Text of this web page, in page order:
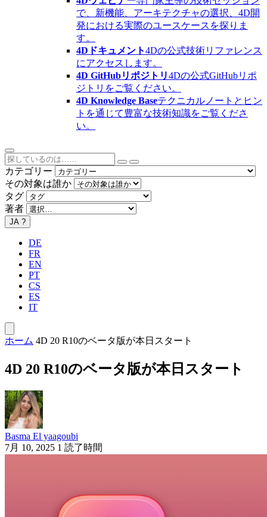
で、新機能、アーキテクチャの選択、4D開
発における実際のユースケースを探りま
す。
4Dドキュメント4Dの公式技術リファレンス
にアクセスします。
4D GitHubリポジトリ4Dの公式GitHubリポ
ジトリをご覧ください。
4D Knowledge Baseテクニカルノートとヒン
トを通じて豊富な技術知識をご覧くださ
い。
カテゴリー
その対象は誰か
タグ
著者
JA ?
DE
FR
EN
PT
CS
ES
IT
ホーム 4D 20 R10のベータ版が本日スタート
4D 20 R10のベータ版が本日スタート
Basma El yaagoubi
7月 10, 2025 1 読了時間